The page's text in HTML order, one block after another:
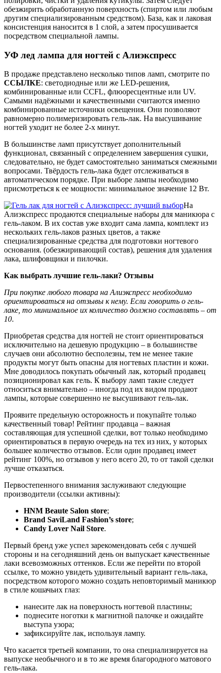
обезжирить обработанную поверхность (спиртом или любым
другим специализированным средством). База, как и лаковая
консистенция наносится в 1 слой, а затем просушивается
посредством специальной лампы.
УФ лед лампа для ногтей с Алиэкспресс
В продаже представлено несколько типов ламп, смотрите по
ССЫЛКЕ: светодиодные или же LED-решения,
комбинированные или CCFL, флюоресцентные или UV.
Самыми надёжными и качественными считаются именно
комбинированные источники освещения. Они позволяют
равномерно полимеризировать гель-лак. На высушивание
ногтей уходит не более 2-х минут.
В большинстве ламп присутствует дополнительный
функционал, связанный с определением завершения сушки,
следовательно, не будет самостоятельно заниматься смежными
вопросами. Твёрдость гель-лака будет отслеживаться в
автоматическом порядке. При выборе лампы необходимо
присмотреться к ее мощности: минимальное значение 12 Вт.
На
Алиэкспресс продаются специальные наборы для маникюра с
гель-лаком. В их состав уже входит сама лампа, комплект из
нескольких гель-лаков разных цветов, а также
специализированные средства для подготовки ногтевого
основания. (обезжиривающий состав), решения для удаления
лака, шлифовщики и пилочки.
Как выбрать лучшие гель-лаки? Отзывы
При покупке любого товара на Алиэкспресс необходимо
ориентироваться на отзывы к нему. Если говорить о гель-
лаке, то минимальное их количество должно составлять – от
10.
Приобретая средства для ногтей не стоит ориентироваться
исключительно на дешевую продукцию – в большинстве
случаев они абсолютно бесполезны, тем не менее такие
продукты могут быть опасны для ногтевых пластин и кожи.
Мне доводилось покупать обычный лак, который продавец
позиционировал как гель. К выбору ламп такие следует
относиться внимательно – иногда под их видом продают
лампы, которые совершенно не высушивают гель-лак.
Проявите предельную осторожность и покупайте только
качественный товар! Рейтинг продавца – важная
составляющая для успешной сделки, вот только необходимо
ориентироваться в первую очередь на тех из них, у которых
большее количество отзывов. Если один продавец имеет
рейтинг 100%, но отзывов у него всего 20, то от такой сделки
лучше отказаться.
Первостепенного внимания заслуживают следующие
производители (ссылки активны):
HNM Beaute Salon store;
Brand SaviLand Fashion’s store;
Candy Lover Nail Store.
Первый бренд уже успел зарекомендовать себя с лучшей
стороны и на сегодняшний день он выпускает качественные
лаки всевозможных оттенков. Если же перейти по второй
ссылке, то можно увидеть удивительный вариант гель-лака,
посредством которого можно создать неповторимый маникюр
в стиле кошачьих глаз:
нанесите лак на поверхность ногтевой пластины;
поднесите ноготки к магнитной палочке и ожидайте
выступа узора;
зафиксируйте лак, используя лампу.
Что касается третьей компании, то она специализируется на
выпуске необычного и в то же время благородного матового
гель-лака.